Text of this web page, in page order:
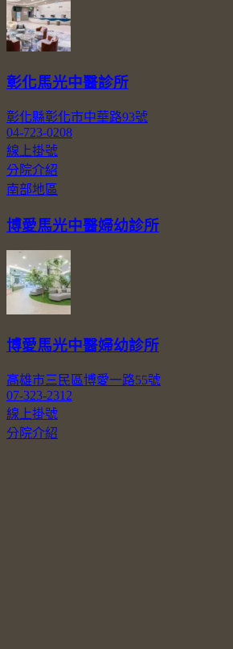
彰化馬光中醫診所
彰化縣彰化市中華路93號
04-723-0208
線上掛號
分院介紹
南部地區
博愛馬光中醫婦幼診所
博愛馬光中醫婦幼診所
高雄市三民區博愛一路55號
07-323-2312
線上掛號
分院介紹